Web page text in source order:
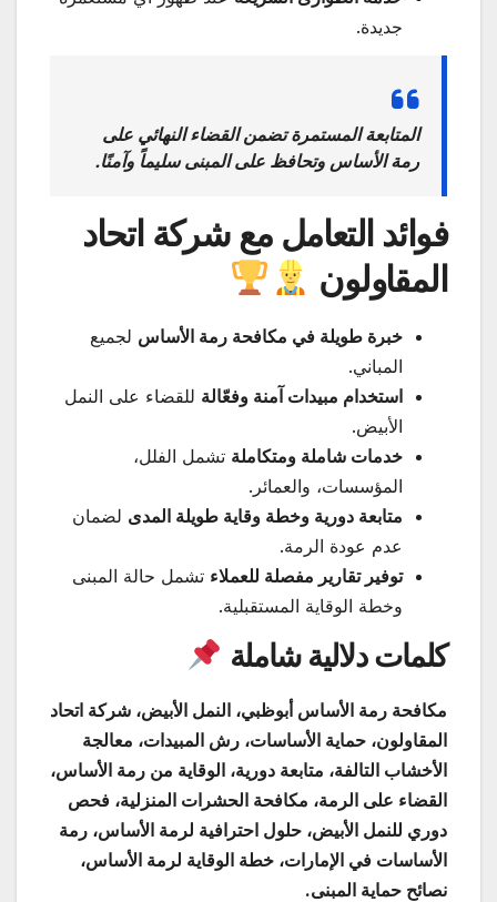
جديدة.
المتابعة المستمرة تضمن القضاء النهائي على
رمة الأساس وتحافظ على المبنى سليماً وآمنًا.
فوائد التعامل مع شركة اتحاد
المقاولون
خبرة طويلة في مكافحة رمة الأساس لجميع
المباني.
استخدام مبيدات آمنة وفعّالة للقضاء على النمل
الأبيض.
خدمات شاملة ومتكاملة تشمل الفلل،
المؤسسات، والعمائر.
متابعة دورية وخطة وقاية طويلة المدى لضمان
عدم عودة الرمة.
توفير تقارير مفصلة للعملاء تشمل حالة المبنى
وخطة الوقاية المستقبلية.
كلمات دلالية شاملة
مكافحة رمة الأساس أبوظبي، النمل الأبيض، شركة اتحاد
المقاولون، حماية الأساسات، رش المبيدات، معالجة
الأخشاب التالفة، متابعة دورية، الوقاية من رمة الأساس،
القضاء على الرمة، مكافحة الحشرات المنزلية، فحص
دوري للنمل الأبيض، حلول احترافية لرمة الأساس، رمة
الأساسات في الإمارات، خطة الوقاية لرمة الأساس،
نصائح حماية المبنى.